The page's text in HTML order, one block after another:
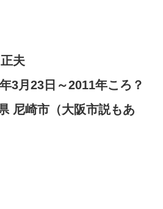
夫
3月23日～2011年ころ？
尼崎市（大阪市説もあ